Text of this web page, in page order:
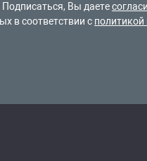
Вы даете
в соответствии с